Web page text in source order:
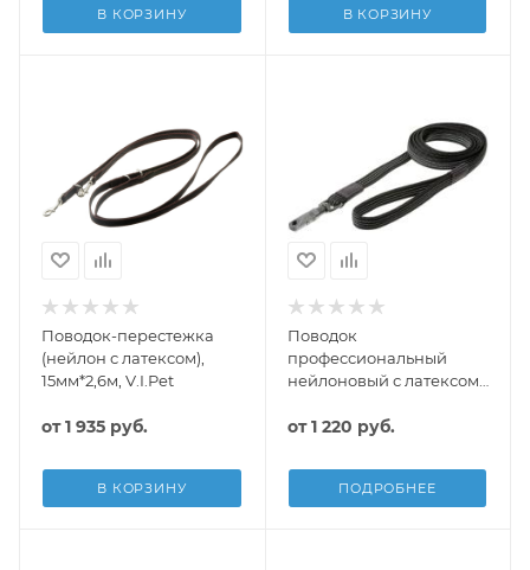
В КОРЗИНУ В КОРЗИНУ
Поводок-перестежка
(нейлон с латексом),
15мм*2,6м, V.I.Pet
от1 935 руб.
В КОРЗИНУ
Поводок
профессиональный
нейлоновый с латексом
Эволюшн) V.I.Pet
от1 220 руб.
ПОДРОБНЕЕ